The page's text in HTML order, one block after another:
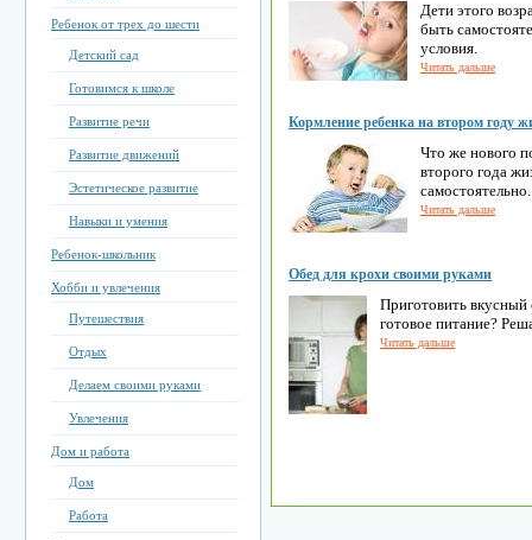
Ребенок от трех до шести
Детский сад
Готовимся к школе
Развитие речи
Развитие движений
Эстетическое развитие
Навыки и умения
Ребенок-школьник
Хобби и увлечения
Путешествия
Отдых
Делаем своими руками
Увлечения
Дом и работа
Дом
Работа
Дети этого
быть
условия.
Читать дальше
Кормление ребенка на втором году
Что же нового
второго года
самостоятельно.
Читать дальше
Обед для крохи своими руками
Приготовить
готовое питание?
Читать дальше